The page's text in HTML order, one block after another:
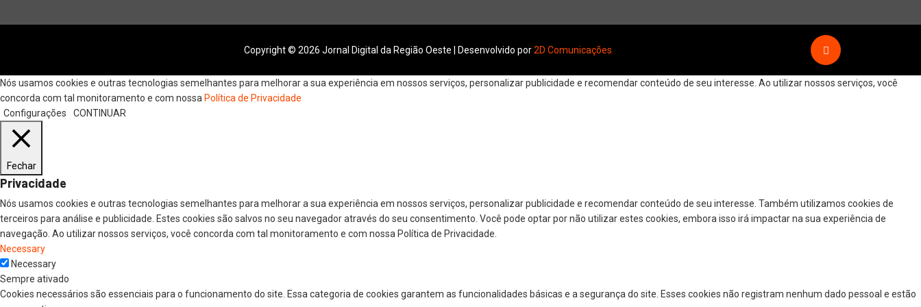
Copyright © 2026 Jornal Digital da Região Oeste | Desenvolvido por2D Comunicações
Nós usamos cookies e outras tecnologias semelhantes para melhorar a sua experiência em nossos serviços, personalizar publicidade e recomendar conteúdo de seu interesse. Ao utilizar nossos serviços, você
concorda com tal monitoramento e com nossa Política de Privacidade
Configurações
CONTINUAR
Fechar
Privacidade
Nós usamos cookies e outras tecnologias semelhantes para melhorar a sua experiência em nossos serviços, personalizar publicidade e recomendar conteúdo de seu interesse. Também utilizamos cookies de
terceiros para análise e publicidade. Estes cookies são salvos no seu navegador através do seu consentimento. Você pode optar por não utilizar estes cookies, embora isso irá impactar na sua experiência de
navegação. Ao utilizar nossos serviços, você concorda com tal monitoramento e com nossa Política de Privacidade.
Necessary
Necessary
Sempre ativado
Cookies necessários são essenciais para o funcionamento do site. Essa categoria de cookies garantem as funcionalidades básicas e a segurança do site. Esses cookies não registram nenhum dado pessoal e estão